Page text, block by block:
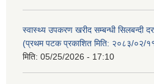
स्वास्थ्य उपकरण खरीद सम्बन्धी सिलबन्दी
(प्रथम पटक प्रकाशित मिति: २०८३/०२/
मिति: 05/25/2026 - 17:10